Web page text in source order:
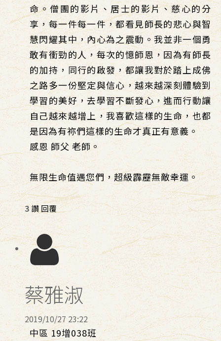
命。僧團的影片、居士的影片、慈心的分
享，每一件每一件，都看見師長的悲心與智
慧閃耀其中，內心為之震動。我並非一個勇
敢有衝勁的人，每次的憶師恩，因為有師長
的加持，同行的啟發，都讓我對於踏上成佛
之路多一份堅定與信心，越來越深刻體驗到
學習的美好，去學習不斷發心，進而行動讓
自己越來越增上，我喜歡這樣的生命，也都
是因為有祢們這樣的生命才真正有意義。
感恩 師父 老師。
無限生命值遇您們，超級霹靂無敵幸運。
3 讚 回覆
蔡雅淑
2019/10/27 23:22
中區 19增038班